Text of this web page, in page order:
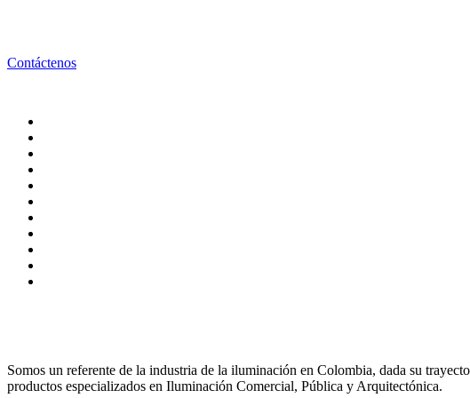
Contáctenos
Somos un referente de la industria de la iluminación en Colombia, dada su
productos especializados en Iluminación Comercial, Pública y Arquitectónica.